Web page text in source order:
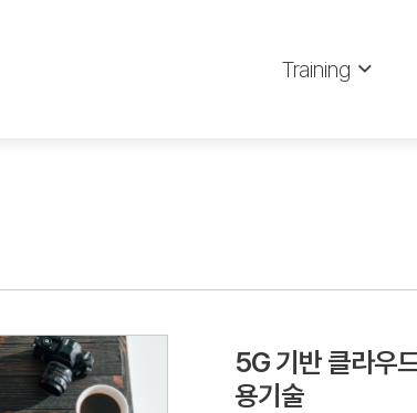
Training
5G 기반 클라우
용기술